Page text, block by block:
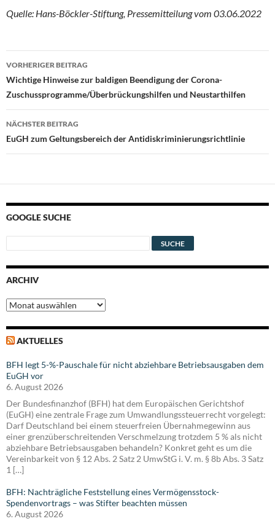
Quelle: Hans-Böckler-Stiftung, Pressemitteilung vom 03.06.2022
Beitragsnavigation
VORHERIGER BEITRAG
Wichtige Hinweise zur baldigen Beendigung der Corona-
Zuschussprogramme/Überbrückungshilfen und Neustarthilfen
NÄCHSTER BEITRAG
EuGH zum Geltungsbereich der Antidiskriminierungsrichtlinie
GOOGLE SUCHE
ARCHIV
Archiv
AKTUELLES
BFH legt 5-%-Pauschale für nicht abziehbare Betriebsausgaben dem
EuGH vor
6. August 2026
Der Bundesfinanzhof (BFH) hat dem Europäischen Gerichtshof
(EuGH) eine zentrale Frage zum Umwandlungssteuerrecht vorgelegt:
Darf Deutschland bei einem steuerfreien Übernahmegewinn aus
einer grenzüberschreitenden Verschmelzung trotzdem 5 % als nicht
abziehbare Betriebsausgaben behandeln? Konkret geht es um die
Vereinbarkeit von § 12 Abs. 2 Satz 2 UmwStG i. V. m. § 8b Abs. 3 Satz
1 […]
BFH: Nachträgliche Feststellung eines Vermögensstock-
Spendenvortrags – was Stifter beachten müssen
6. August 2026